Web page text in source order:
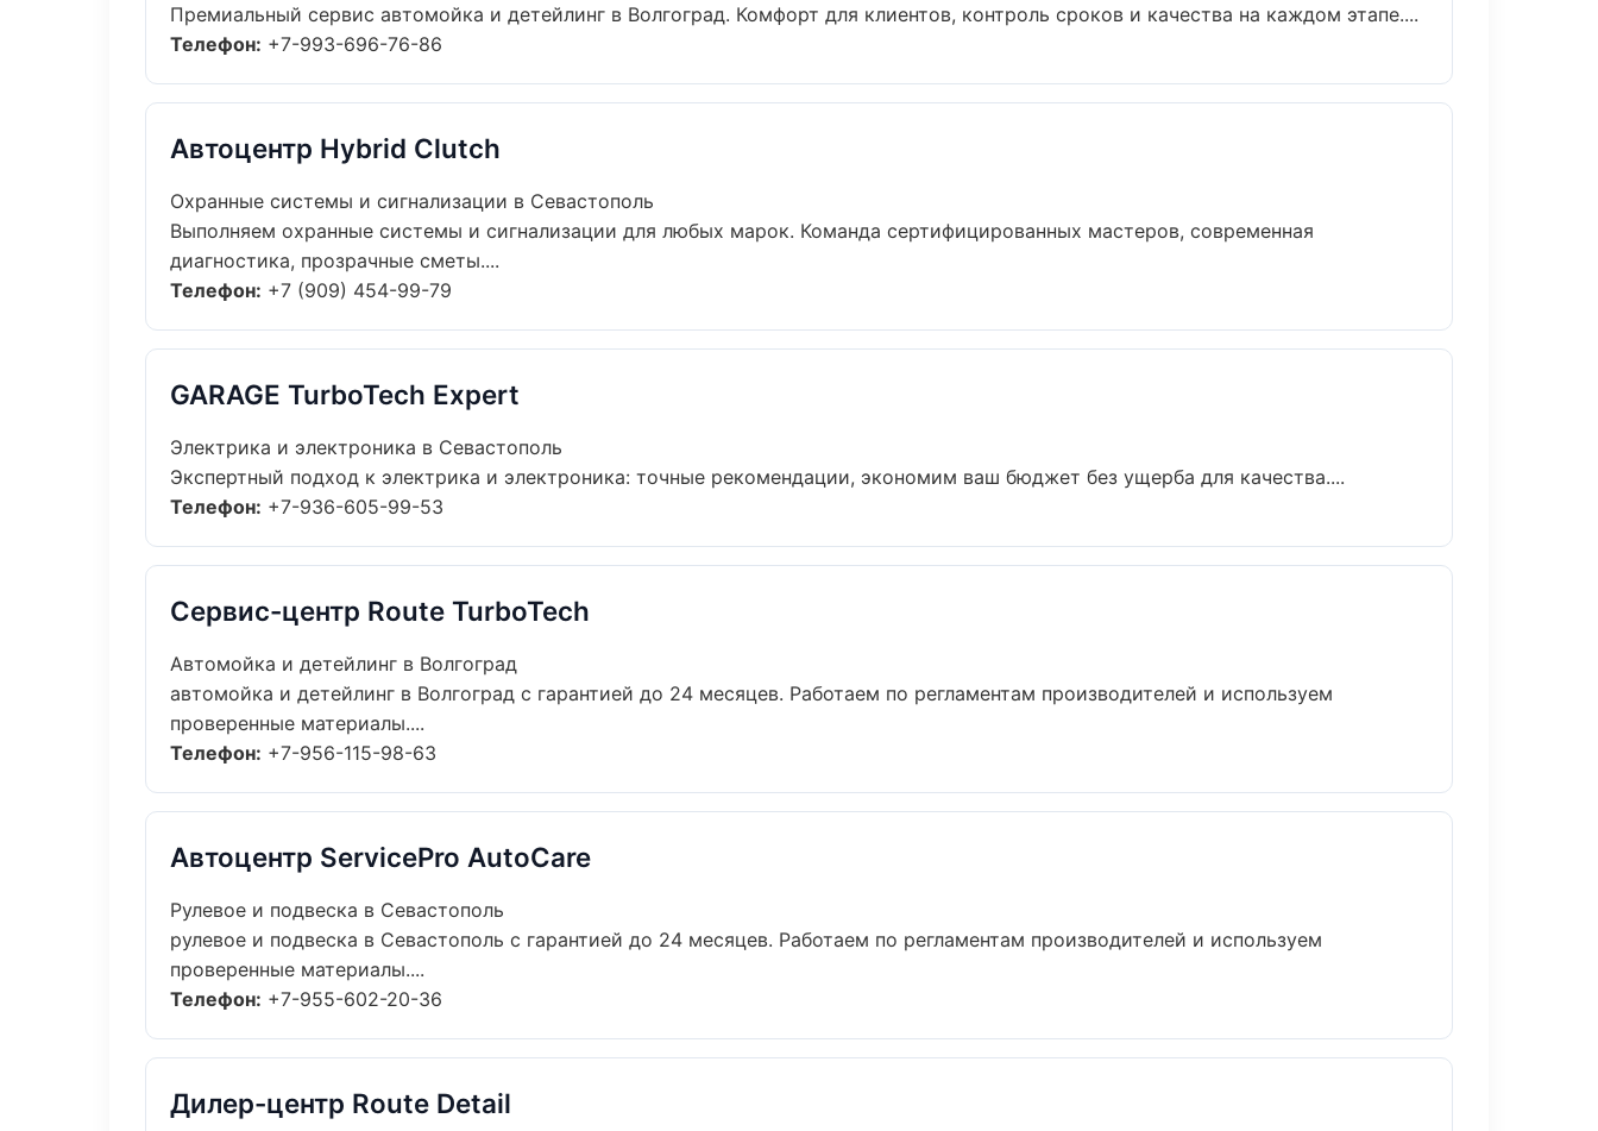
Премиальный сервис автомойка и детейлинг в Волгоград. Комфорт для клиентов, контроль сроков и качества на каждом этапе....
Телефон: +7-993-696-76-86
Автоцентр Hybrid Clutch
Охранные системы и сигнализации в Севастополь
Выполняем охранные системы и сигнализации для любых марок. Команда сертифицированных мастеров, современная
диагностика, прозрачные сметы....
Телефон: +7 (909) 454-99-79
GARAGE TurboTech Expert
Электрика и электроника в Севастополь
Экспертный подход к электрика и электроника: точные рекомендации, экономим ваш бюджет без ущерба для качества....
Телефон: +7-936-605-99-53
Сервис-центр Route TurboTech
Автомойка и детейлинг в Волгоград
автомойка и детейлинг в Волгоград с гарантией до 24 месяцев. Работаем по регламентам производителей и используем
проверенные материалы....
Телефон: +7-956-115-98-63
Автоцентр ServicePro AutoCare
Рулевое и подвеска в Севастополь
рулевое и подвеска в Севастополь с гарантией до 24 месяцев. Работаем по регламентам производителей и используем
проверенные материалы....
Телефон: +7-955-602-20-36
Дилер-центр Route Detail